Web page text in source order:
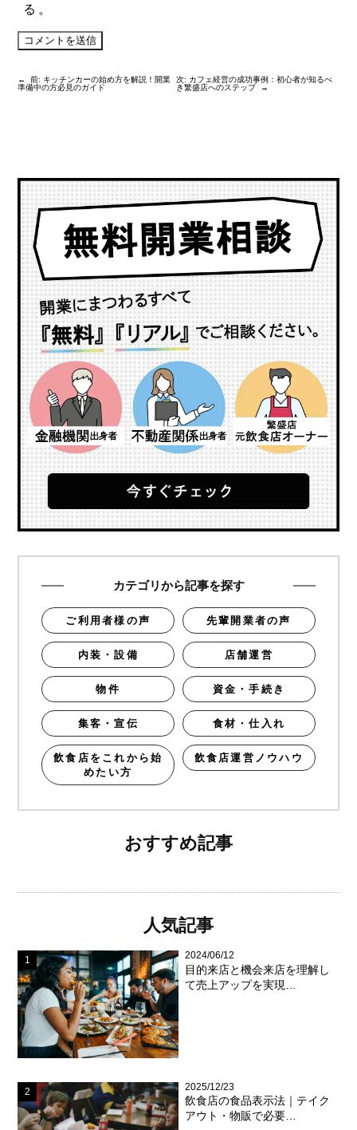
る。
← 前: キッチンカーの始め方を解説！開業
準備中の方必見のガイド
次: カフェ経営の成功事例：初心者が知るべ
き繁盛店へのステップ
→
カテゴリから記事を探す
ご利用者様の声 先輩開業者の声
内装・設備 店舗運営
物件 資金・手続き
集客・宣伝 食材・仕入れ
飲食店をこれから始
めたい方
飲食店運営ノウハウ
おすすめ記事
人気記事
2024/06/12
目的来店と機会来店を理解し
て売上アップを実現…
2025/12/23
飲食店の食品表示法｜テイク
アウト・物販で必要…